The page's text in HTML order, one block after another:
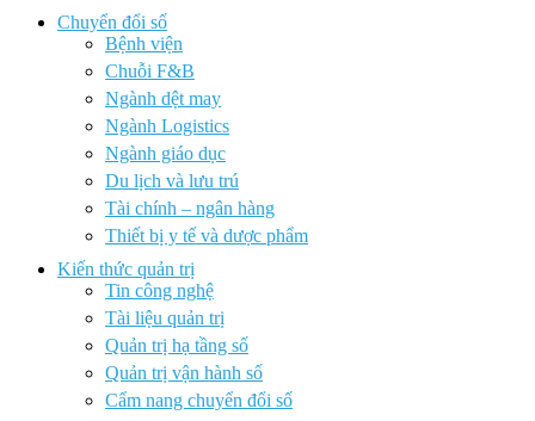
Chuyển đổi số
Bệnh viện
Chuỗi F&B
Ngành dệt may
Ngành Logistics
Ngành giáo dục
Du lịch và lưu trú
Tài chính – ngân hàng
Thiết bị y tế và dược phẩm
Kiến thức quản trị
Tin công nghệ
Tài liệu quản trị
Quản trị hạ tầng số
Quản trị vận hành số
Cẩm nang chuyển đổi số